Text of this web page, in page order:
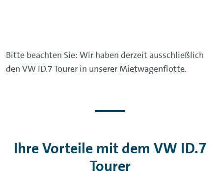
Bitte beachten Sie: Wir haben derzeit ausschließlich
den VW ID.7 Tourer in unserer Mietwagenflotte.
Ihre Vorteile mit dem VW ID.7
Tourer